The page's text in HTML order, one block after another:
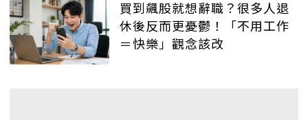
買到飆股就想辭職？很多人退
休後反而更憂鬱！「不用工作
＝快樂」觀念該改